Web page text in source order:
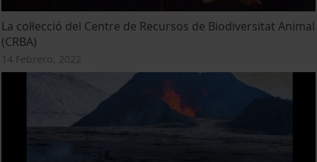
La col·lecció del Centre de Recursos de Biodiversitat Animal
(CRBA)
14 Febrero, 2022